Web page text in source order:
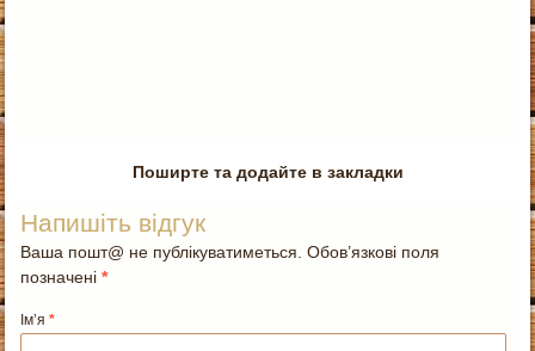
Поширте та додайте в закладки
Напишіть відгук
Ваша пошт@ не публікуватиметься. Обов’язкові поля
позначені*
Ім’я*